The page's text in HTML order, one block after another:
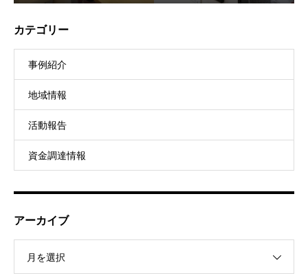
カテゴリー
事例紹介
地域情報
活動報告
資金調達情報
アーカイブ
月を選択